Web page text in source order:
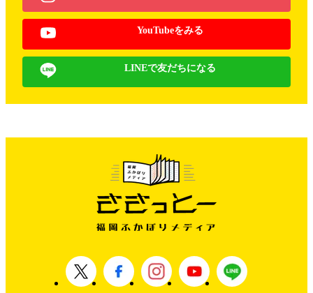
YouTubeをみる
LINEで友だちになる